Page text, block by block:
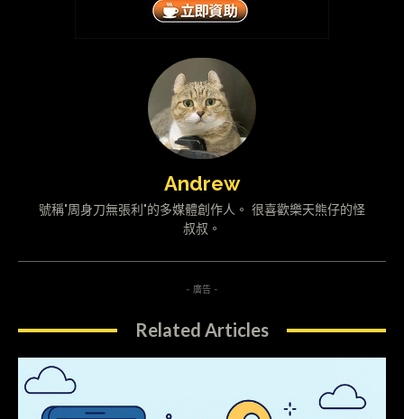
Andrew
號稱"周身刀無張利"的多媒體創作人。 很喜歡樂天熊仔的怪
叔叔。
- 廣告 -
Related Articles